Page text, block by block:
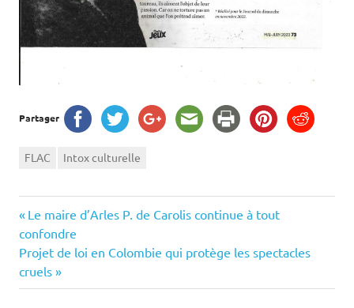
Partager
FLAC Intox culturelle
Navigation
de
l’article
Previous
Post:
Le maire d’Arles P. de Carolis continue à tout
confondre
Next
Post:
Projet de loi en Colombie qui protège les spectacles
cruels